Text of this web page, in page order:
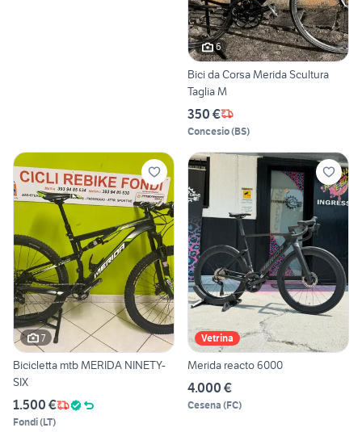
6
Bici da Corsa Merida Scultura
Taglia M
350 €
Concesio(BS)
7
Bicicletta mtb MERIDA NINETY-
SIX
1.500 €
Fondi(LT)
Vetrina
Merida reacto 6000
4.000 €
Cesena (FC)